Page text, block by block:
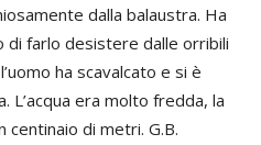
dalla balaustra. Ha
di farlo desistere dalle orribili
ha scavalcato e si è
L’acqua era molto fredda, la
centinaio di metri. G.B.